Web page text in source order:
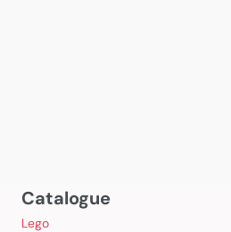
Catalogue
Lego